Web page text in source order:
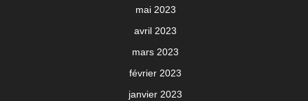
mai 2023
avril 2023
mars 2023
février 2023
janvier 2023